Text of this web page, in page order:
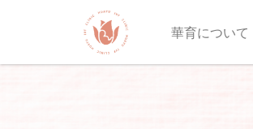
華育について